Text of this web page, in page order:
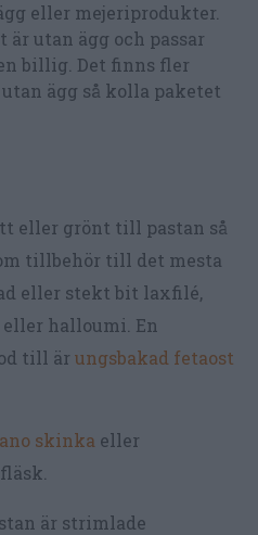
eller mejeriprodukter.
är utan ägg och passar
billig. Det finns fler
ägg så kolla paketet
eller grönt till pastan så
tillbehör till det mesta
eller stekt bit laxfilé,
halloumi. En
till är ungsbakad fetaost
skinka eller
är strimlade